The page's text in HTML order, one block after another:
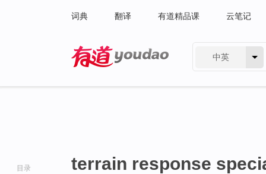
词典 翻译 有道精品课 云笔记
中英
目录 terrain response